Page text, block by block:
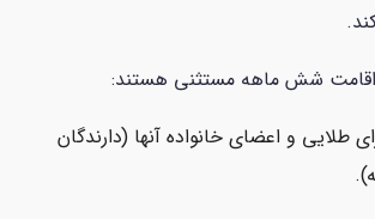
اقامت شش ماهه مستثنی هستند:
طلایی و اعضای خانواده آنها (دارندگان